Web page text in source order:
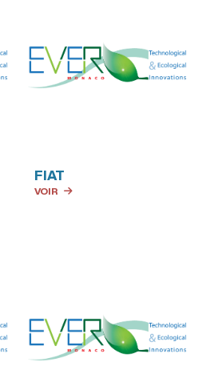
FIAT
VOIR